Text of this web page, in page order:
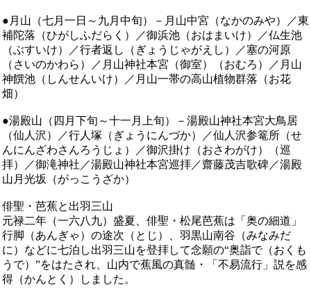
● 月山（七月一日～九月中旬）－月山中宮（なかのみや）／東
補陀落（ひがしふだらく）／御浜池（おはまいけ）／仏生池
（ぶすいけ）／行者返し（ぎょうじゃがえし）／塞の河原
（さいのかわら）／月山神社本宮（御室）（おむろ）／月山
神饌池（しんせんいけ）／月山一帯の高山植物群落（お花
畑）
●湯殿山（四月下旬～十一月上旬）－湯殿山神社本宮大鳥居
（仙人沢）／行人塚（ぎょうにんづか）／仙人沢参篭所（せ
んにんざわさんろうじょ）／御沢掛け（おさわがけ）（巡
拝）／御滝神社／湯殿山神社本宮巡拝／齋藤茂吉歌碑／湯殿
山月光坂（がっこうざか）
俳聖・芭蕉と出羽三山
元禄二年（一六八九）盛夏、俳聖・松尾芭蕉は「奥の細道」
行脚（あんぎゃ）の途次（とじ）、羽黒山南谷（みなみだ
に）などに七泊し出羽三山を登拝して念願の“奥詣で（おくも
うで）”をはたされ、山内で蕉風の真髄・「不易流行」説を感
得（かんとく）しました。